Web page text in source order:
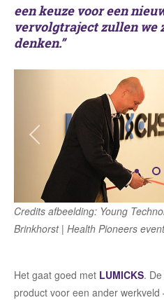
een keuze voor een
vervolgtraject zullen we
denken.”
Credits afbeelding: Young
Brinkhorst | Health Pioneers
Het gaat goed met LUMICKS.
product voor een ander werkveld